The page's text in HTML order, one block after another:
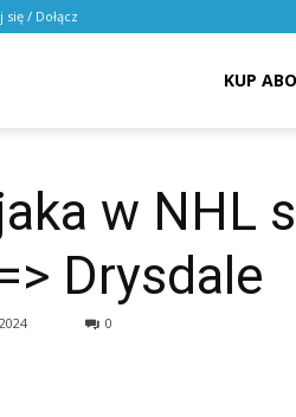
się / Dołącz
KUP
w NHL
Drysdale
0